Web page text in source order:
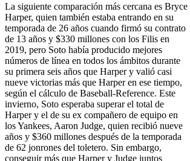
La siguiente comparación más cercana es Bryce
Harper, quien también estaba entrando en su
temporada de 26 años cuando firmó su contrato
de 13 años y $330 millones con los Filis en
2019, pero Soto había producido mejores
números de línea en todos los ámbitos durante
su primera seis años que Harper y valió casi
nueve victorias más que Harper en ese tiempo,
según el cálculo de Baseball-Reference. Este
invierno, Soto esperaba superar el total de
Harper y el de su ex compañero de equipo en
los Yankees, Aaron Judge, quien recibió nueve
años y $360 millones después de la temporada
de 62 jonrones del toletero. Sin embargo,
conseguir más que Harper y Judge juntos